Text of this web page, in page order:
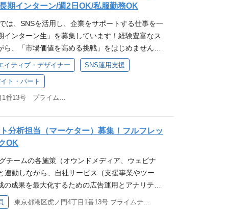
ご経験 ・人事業務のご経験 ・SNSマーケティング
る方 ・突発的な依頼にも柔軟に対応できる方 この
と チームワークを大切にしているカルチャーで、
事を進めることができる環境です！交流活性化の
多数！ アシスタントとして事務スキルや業界知識
ことが可能です！ 働き方 ・フルフレックスタイム
ックスタイムを導入しているため、5:00～22:00
終了時間をご自身で設定して働くことができま
ク リモートワークと出社を使い分けて働くことが
週3日の出社を推奨としていますが、今回募集
ートも相談可能です。 選考フロー 書類選考→1
期インターン/週2日OK/私服勤務OK
、SNSを活用し、企業をサポートする仕事を一
インターン生」を募集しています！経験豊富なス
ら、「市場価値を高める挑戦」をはじめません
の声】最も成長を実感したこと コムニコでのイン
を運用するだけでなく、マーケティングの全体
の課題を解決できるか」というビジネス視点まで
した。SNSの専門知識はもちろん、社会に出てか
に応じて、お任せする裁量は無限に広がりま
すめ◢ SNSが好きな方 営業職に興味がある方 IT
の仕事に興味がある方 社会人の経験を早く積みた
持ちが強い方 本質的な課題解決力を身に着けたい
いて◢ コムニコでは、SNSマーケティング領域に
開を行っております。 ①SNSマーケティングの
果が感じられない ・SNS運用に割く時間がない
イティブ・デザイナー SNS運用支援
ト・パート
分析担当（マーケター）募集！フルフレッ
OK
チームの各施策（オウンドメディア、ウェビナ
連動しながら、自社サービス（支援事業やツー
の成果を最大化するための広告運用とアナリティ
する予定です。 適性に応じて、業務の範囲や定
広がっていく可能性があります。 ※クライアント